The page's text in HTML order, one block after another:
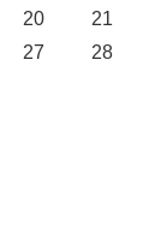
20 21
27 28